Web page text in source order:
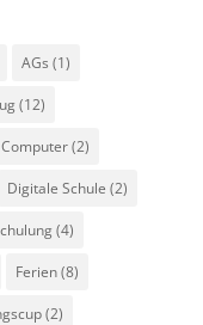
AGs (1)
(12)
Computer(2)
Digitale Schule (2)
(4)
Ferien(8)
(2)